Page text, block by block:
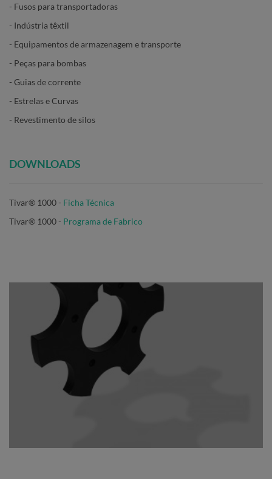
- Fusos para transportadoras
- Indústria têxtil
- Equipamentos de armazenagem e transporte
- Peças para bombas
- Guias de corrente
- Estrelas e Curvas
- Revestimento de silos
DOWNLOADS
Tivar® 1000 - Ficha Técnica
Tivar® 1000- Programa de Fabrico